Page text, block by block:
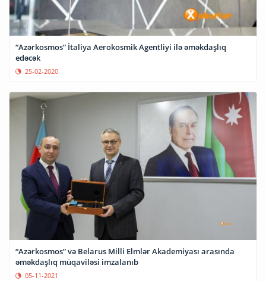
“Azərkosmos” İtaliya Aerokosmik Agentliyi ilə əməkdaşlıq
edəcək
25-02-2020
“Azərkosmos” və Belarus Milli Elmlər Akademiyası arasında
əməkdaşlıq müqaviləsi imzalanıb
05-11-2021